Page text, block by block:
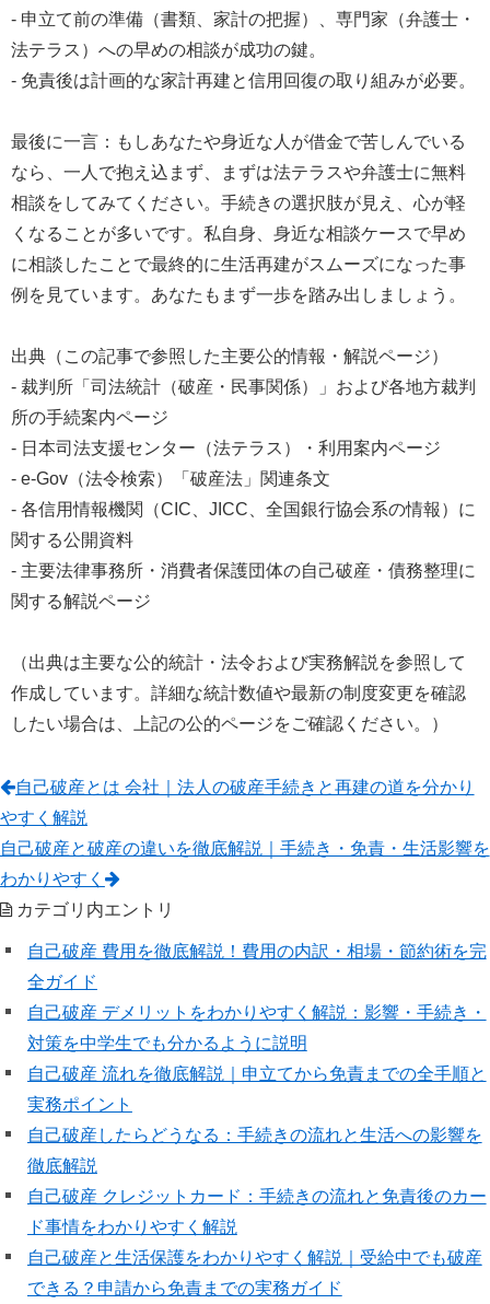
- 申立て前の準備（書類、家計の把握）、専門家（弁護士・
法テラス）への早めの相談が成功の鍵。
- 免責後は計画的な家計再建と信用回復の取り組みが必要。
最後に一言：もしあなたや身近な人が借金で苦しんでいる
なら、一人で抱え込まず、まずは法テラスや弁護士に無料
相談をしてみてください。手続きの選択肢が見え、心が軽
くなることが多いです。私自身、身近な相談ケースで早め
に相談したことで最終的に生活再建がスムーズになった事
例を見ています。あなたもまず一歩を踏み出しましょう。
出典（この記事で参照した主要公的情報・解説ページ）
- 裁判所「司法統計（破産・民事関係）」および各地方裁判
所の手続案内ページ
- 日本司法支援センター（法テラス）・利用案内ページ
- e-Gov（法令検索）「破産法」関連条文
- 各信用情報機関（CIC、JICC、全国銀行協会系の情報）に
関する公開資料
- 主要法律事務所・消費者保護団体の自己破産・債務整理に
関する解説ページ
（出典は主要な公的統計・法令および実務解説を参照して
作成しています。詳細な統計数値や最新の制度変更を確認
したい場合は、上記の公的ページをご確認ください。）
自己破産とは 会社｜法人の破産手続きと再建の道を分かり
やすく解説
自己破産と破産の違いを徹底解説｜手続き・免責・生活影響を
わかりやすく
カテゴリ内エントリ
自己破産 費用を徹底解説！費用の内訳・相場・節約術を完
全ガイド
自己破産 デメリットをわかりやすく解説：影響・手続き・
対策を中学生でも分かるように説明
自己破産 流れを徹底解説｜申立てから免責までの全手順と
実務ポイント
自己破産したらどうなる：手続きの流れと生活への影響を
徹底解説
自己破産 クレジットカード：手続きの流れと免責後のカー
ド事情をわかりやすく解説
自己破産と生活保護をわかりやすく解説｜受給中でも破産
できる？申請から免責までの実務ガイド